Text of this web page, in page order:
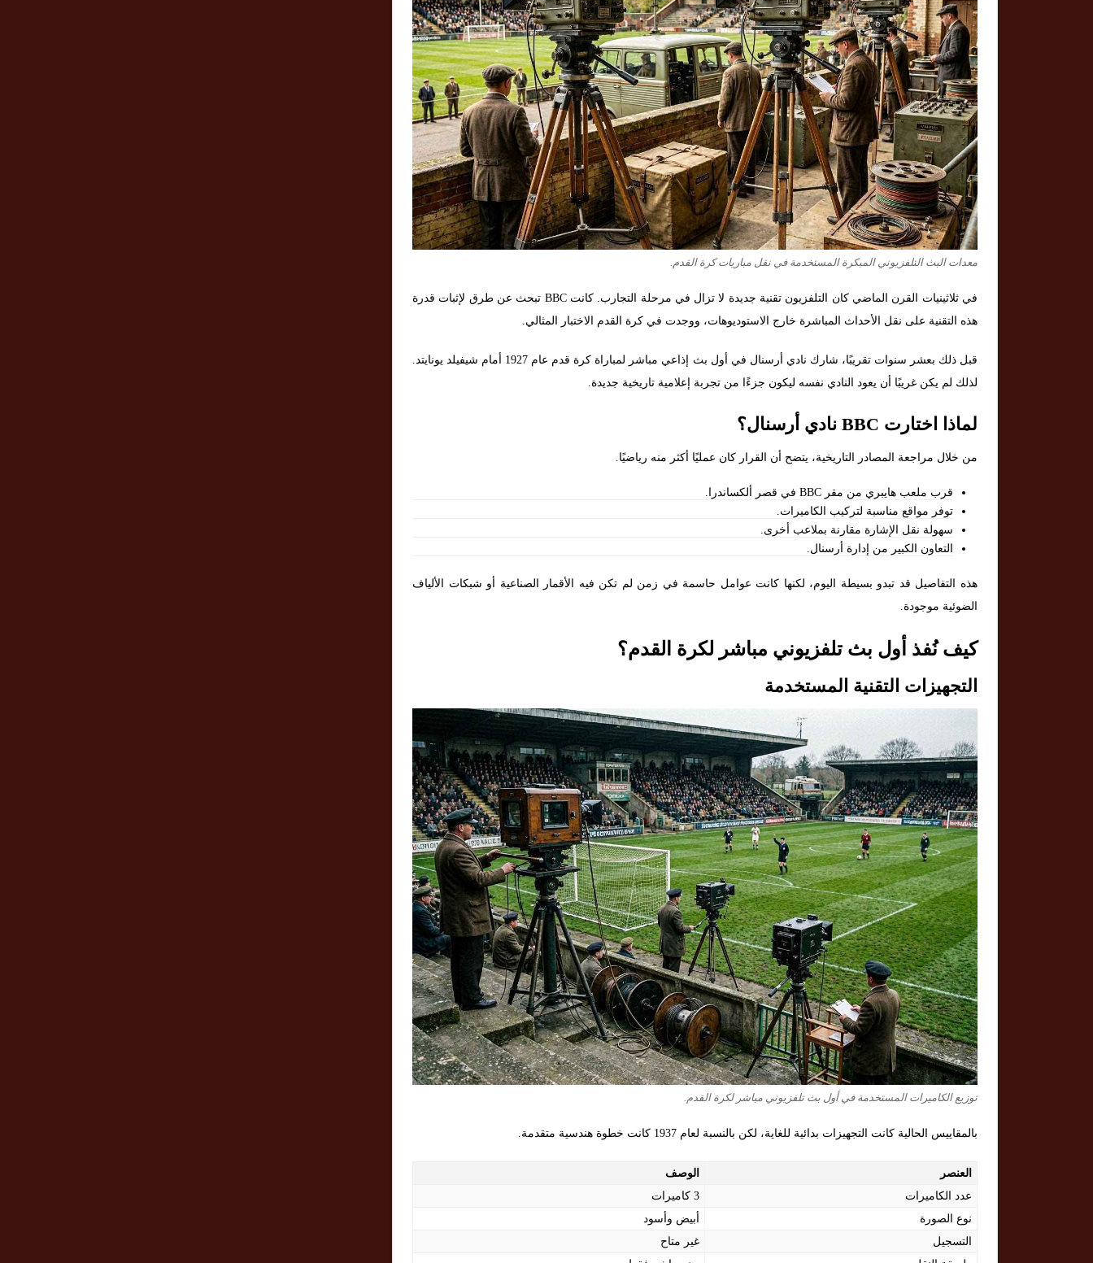
معدات البث التلفزيوني المبكرة المستخدمة في نقل مباريات كرة القدم.
في ثلاثينيات القرن الماضي كان التلفزيون تقنية جديدة لا تزال في مرحلة التجارب. كانت BBC تبحث عن طرق لإثبات قدرة
هذه التقنية على نقل الأحداث المباشرة خارج الاستوديوهات، ووجدت في كرة القدم الاختبار المثالي.
قبل ذلك بعشر سنوات تقريبًا، شارك نادي أرسنال في أول بث إذاعي مباشر لمباراة كرة قدم عام 1927 أمام شيفيلد يونايتد.
لذلك لم يكن غريبًا أن يعود النادي نفسه ليكون جزءًا من تجربة إعلامية تاريخية جديدة.
لماذا اختارت BBC نادي أرسنال؟
من خلال مراجعة المصادر التاريخية، يتضح أن القرار كان عمليًا أكثر منه رياضيًا.
قرب ملعب هايبري من مقر BBC في قصر ألكساندرا.
توفر مواقع مناسبة لتركيب الكاميرات.
سهولة نقل الإشارة مقارنة بملاعب أخرى.
التعاون الكبير من إدارة أرسنال.
هذه التفاصيل قد تبدو بسيطة اليوم، لكنها كانت عوامل حاسمة في زمن لم تكن فيه الأقمار الصناعية أو شبكات الألياف
الضوئية موجودة.
كيف نُفذ أول بث تلفزيوني مباشر لكرة القدم؟
التجهيزات التقنية المستخدمة
توزيع الكاميرات المستخدمة في أول بث تلفزيوني مباشر لكرة القدم.
بالمقاييس الحالية كانت التجهيزات بدائية للغاية، لكن بالنسبة لعام 1937 كانت خطوة هندسية متقدمة.
العنصر
الوصف
عدد الكاميرات
3 كاميرات
نوع الصورة
أبيض وأسود
التسجيل
غير متاح